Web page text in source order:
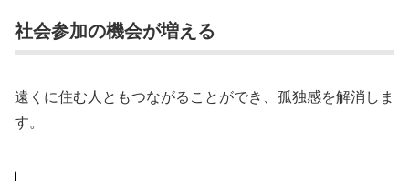
社会参加の機会が増える
遠くに住む人ともつながることができ、孤独感を解消しま
す。